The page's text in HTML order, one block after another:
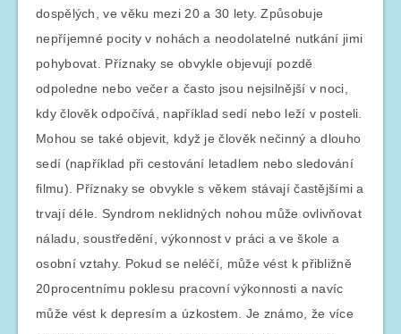
dospělých, ve věku mezi 20 a 30 lety. Způsobuje
nepříjemné pocity v nohách a neodolatelné nutkání jimi
pohybovat. Příznaky se obvykle objevují pozdě
odpoledne nebo večer a často jsou nejsilnější v noci,
kdy člověk odpočívá, například sedí nebo leží v posteli.
Mohou se také objevit, když je člověk nečinný a dlouho
sedí (například při cestování letadlem nebo sledování
filmu). Příznaky se obvykle s věkem stávají častějšími a
trvají déle. Syndrom neklidných nohou může ovlivňovat
náladu, soustředění, výkonnost v práci a ve škole a
osobní vztahy. Pokud se neléčí, může vést k přibližně
20procentnímu poklesu pracovní výkonnosti a navíc
může vést k depresím a úzkostem. Je známo, že více